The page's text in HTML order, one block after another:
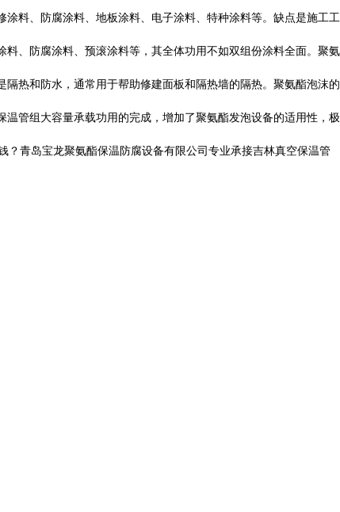
料、防腐涂料、地板涂料、电子涂料、特种涂料等。缺点是施工工
、防腐涂料、预滚涂料等，其全体功用不如双组份涂料全面。聚氨
热和防水，通常用于帮助修建面板和隔热墙的隔热。聚氨酯泡沫的
管组大容量承载功用的完成，增加了聚氨酯发泡设备的适用性，极
青岛宝龙聚氨酯保温防腐设备有限公司专业承接吉林真空保温管